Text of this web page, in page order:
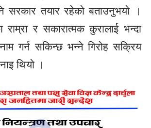
सरकार तयार रहेको बताउनुभयो ।
र सकारात्मक कुरालाई भन्दा
गर्न सकिन्छ भन्ने गिरोह सक्रिय
थियो ।